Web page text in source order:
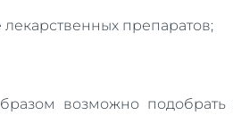
препаратов;
возможно